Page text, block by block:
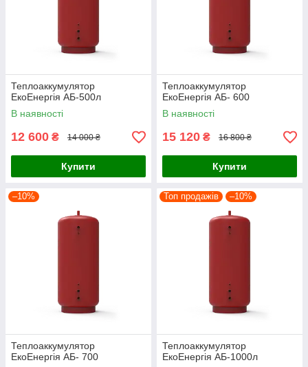
Теплоаккумулятор
ЕкоЕнергія АБ-500л
В наявності
12 600 ₴ 14 000 ₴
Купити
Теплоаккумулятор
ЕкоЕнергія АБ- 600
В наявності
15 120 ₴ 16 800 ₴
Купити
–10%
Теплоаккумулятор
ЕкоЕнергія АБ- 700
Топ продажів –10%
Теплоаккумулятор
ЕкоЕнергія АБ-1000л